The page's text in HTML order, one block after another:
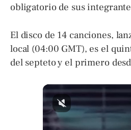
obligatorio de sus
El disco de 14 canciones,
local (04:00 GMT), es el
del septeto y el primero